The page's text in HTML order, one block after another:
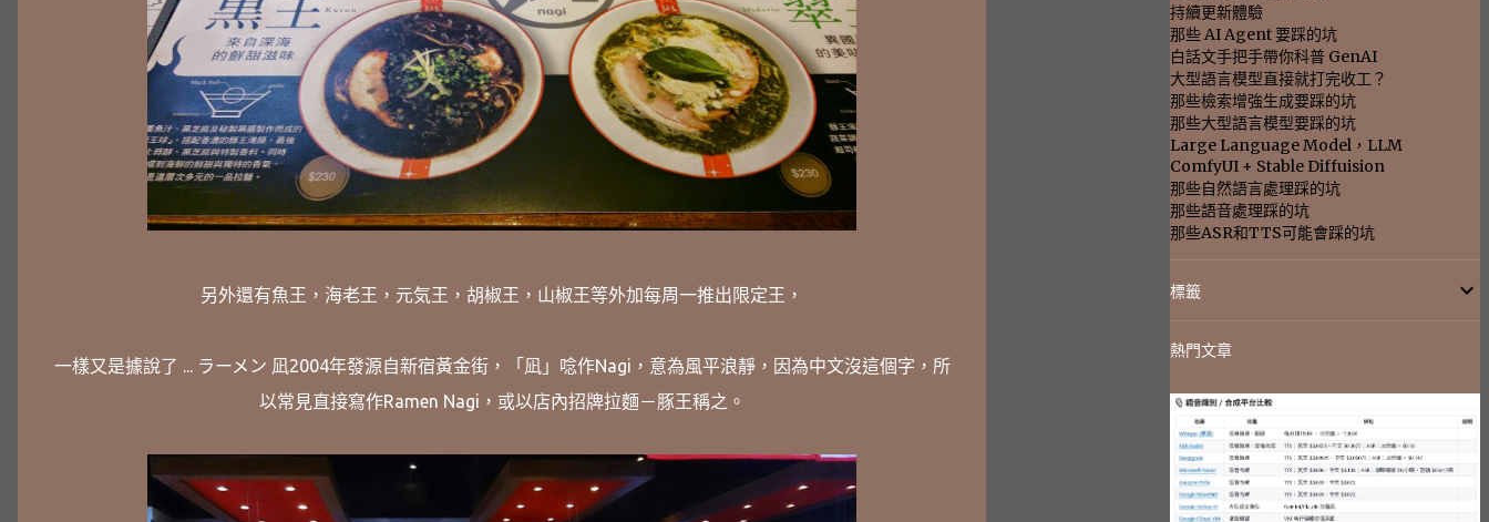
另外還有魚王，海老王，元気王，胡椒王，山椒王等外加每周一推出限定王，
一樣又是據說了 ... ラーメン 凪2004年發源自新宿黃金街，「凪」唸作Nagi，意為風平浪靜，因為中文沒這個字，所
以常見直接寫作Ramen Nagi，或以店內招牌拉麵－豚王稱之。
持續更新體驗
那些 AI Agent 要踩的坑
白話文手把手帶你科普 GenAI
大型語言模型直接就打完收工？
那些檢索增強生成要踩的坑
那些大型語言模型要踩的坑
Large Language Model，LLM
ComfyUI + Stable Diffuision
那些自然語言處理踩的坑
那些語音處理踩的坑
那些ASR和TTS可能會踩的坑
標籤
熱門文章